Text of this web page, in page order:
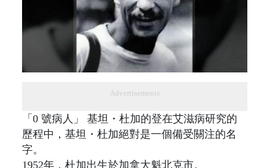
Advertisements
「0 號病人」 基坦・杜加的登在艾滋病研究的
歷程中，基坦・杜加絕對是一個備受關注的名
字。
1952年，杜加出生於加拿大魁北克市。